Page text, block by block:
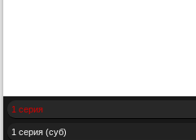
1 серия
1 серия (суб)